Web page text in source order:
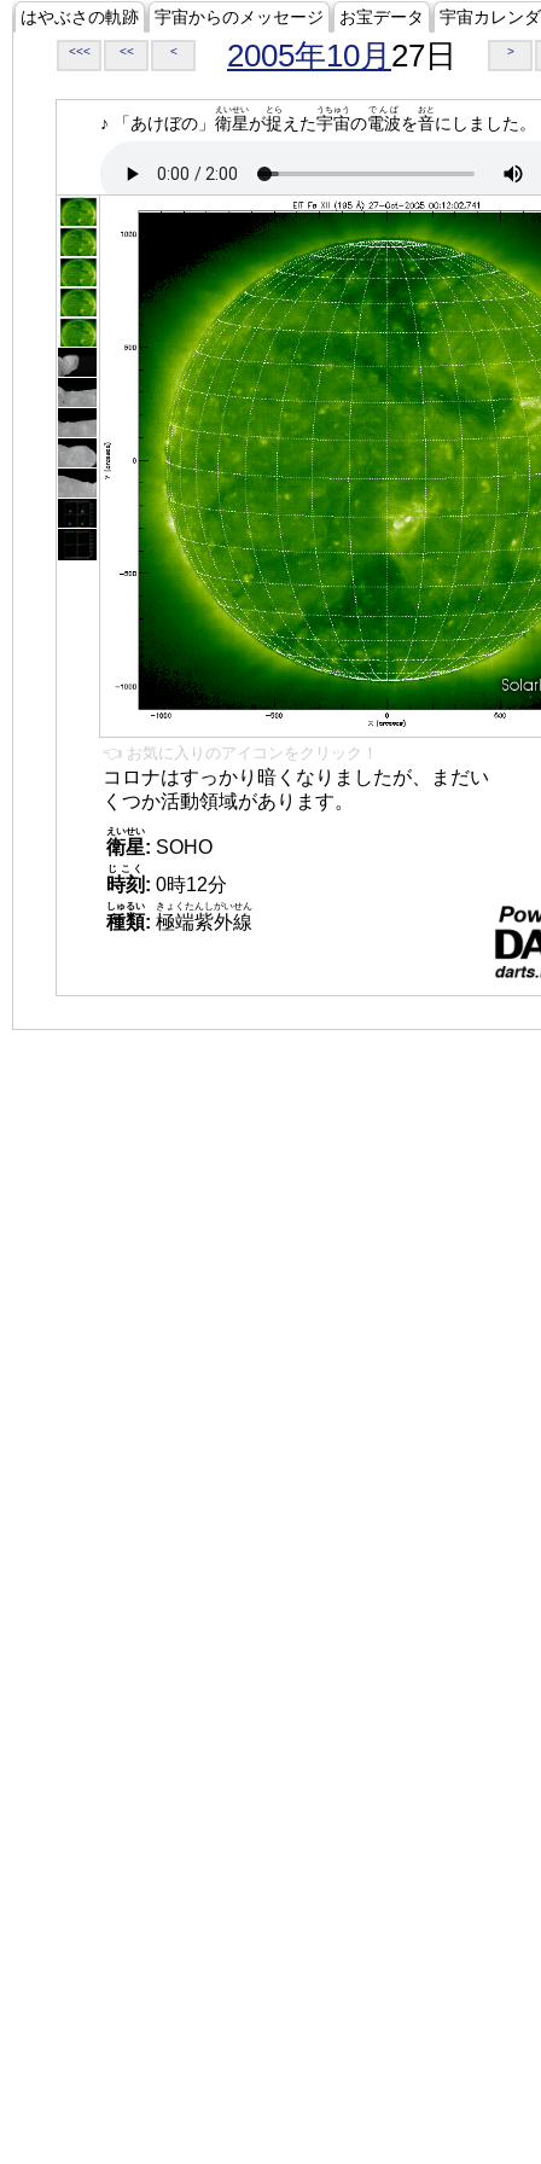
はやぶさの軌跡 宇宙からのメッセージ お宝データ 宇宙カレン
<<< << < 2005年10月 27日 >
♪ 「あけぼの」 衛星
えいせい
が捉
とら
えた宇宙
うちゅう
の電波
でんぱ
を音
おと
にしました。
👈 お気に入りのアイコンをクリック！
コロナはすっかり暗くなりましたが、まだい
くつか活動領域があります。
衛星
えいせい
: SOHO
時刻
じこく
: 0時12分
種類
しゅるい
: 極端紫外線
きょくたんしがいせん